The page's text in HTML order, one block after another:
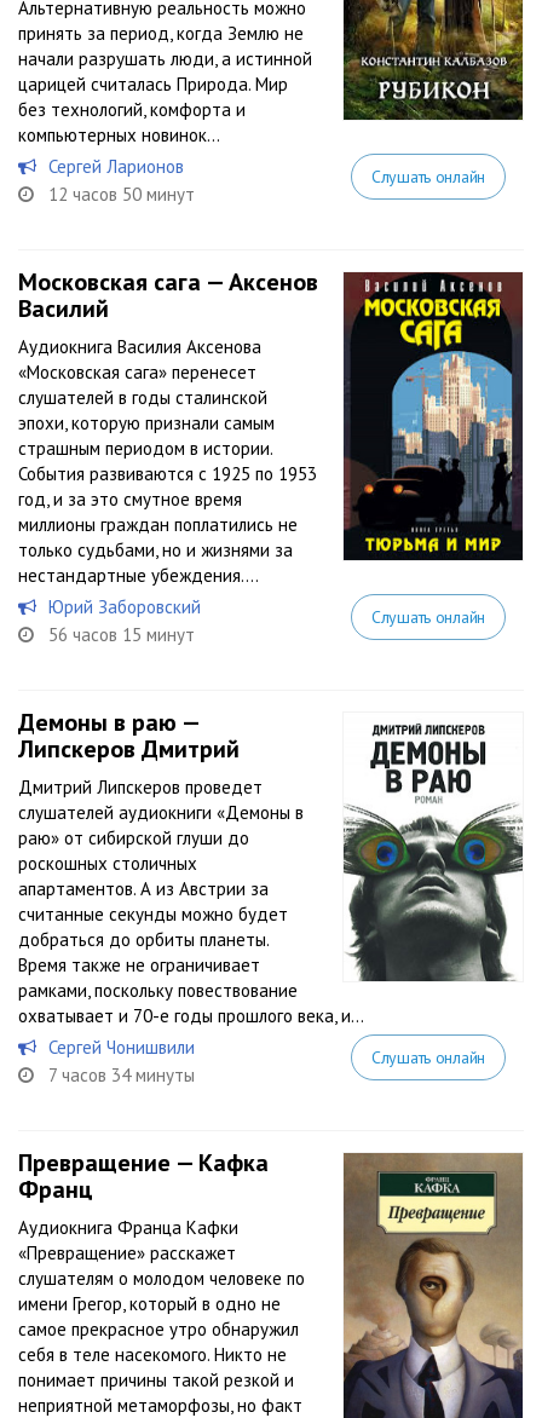
Альтернативную реальность можно
принять за период, когда Землю не
начали разрушать люди, а истинной
царицей считалась Природа. Мир
без технологий, комфорта и
компьютерных новинок...
Сергей Ларионов
12 часов 50 минут
Слушать онлайн
Московская сага — Аксенов
Василий
Аудиокнига Василия Аксенова
«Московская сага» перенесет
слушателей в годы сталинской
эпохи, которую признали самым
страшным периодом в истории.
События развиваются с 1925 по 1953
год, и за это смутное время
миллионы граждан поплатились не
только судьбами, но и жизнями за
нестандартные убеждения....
Юрий Заборовский
56 часов 15 минут
Слушать онлайн
Демоны в раю —
Липскеров Дмитрий
Дмитрий Липскеров проведет
слушателей аудиокниги «Демоны в
раю» от сибирской глуши до
роскошных столичных
апартаментов. А из Австрии за
считанные секунды можно будет
добраться до орбиты планеты.
Время также не ограничивает
рамками, поскольку повествование
охватывает и 70-е годы прошлого века, и...
Сергей Чонишвили
7 часов 34 минуты
Слушать онлайн
Превращение — Кафка
Франц
Аудиокнига Франца Кафки
«Превращение» расскажет
слушателям о молодом человеке по
имени Грегор, который в одно не
самое прекрасное утро обнаружил
себя в теле насекомого. Никто не
понимает причины такой резкой и
неприятной метаморфозы, но факт